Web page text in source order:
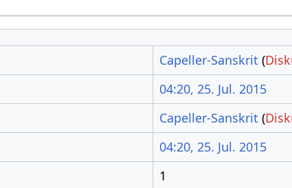
Capeller-Sanskrit (
04:20, 25. Jul. 2015
Capeller-Sanskrit (
04:20, 25. Jul. 2015
1